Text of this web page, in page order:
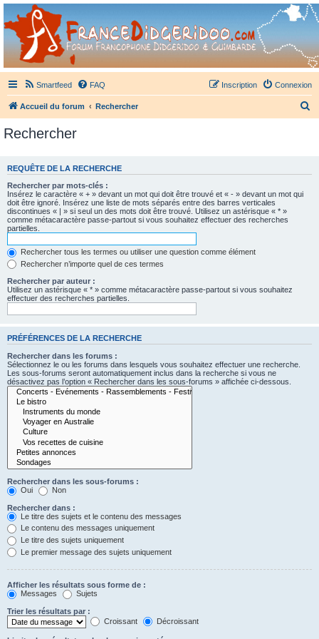
France Didgeridoo
Didgeridoo et Guimbarde sur France Didgeridoo - retrouvez la communauté.
Smartfeed FAQ Connexion
Inscription
Accueil du forum Rechercher
e
Rechercher
REQUÊTE DE LA RECHERCHE
Rechercher par mots-clés :
Insérez le caractère « + » devant un mot qui doit être trouvé et « - » devant un mot qui
doit être ignoré. Insérez une liste de mots séparés entre des barres verticales
discontinues « | » si seul un des mots doit être trouvé. Utilisez un astérisque « * »
comme métacaractère passe-partout si vous souhaitez effectuer des recherches
partielles.
Rechercher tous les termes ou utiliser une question comme élément
Rechercher n’importe quel de ces termes
Rechercher par auteur :
Utilisez un astérisque « * » comme métacaractère passe-partout si vous souhaitez
effectuer des recherches partielles.
PRÉFÉRENCES DE LA RECHERCHE
Rechercher dans les forums :
Sélectionnez le ou les forums dans lesquels vous souhaitez effectuer une recherche.
Les sous-forums seront automatiquement inclus dans la recherche si vous ne
désactivez pas l’option « Rechercher dans les sous-forums » affichée ci-dessous.
Rechercher dans les sous-forums :
Oui
Non
Rechercher dans :
Le titre des sujets et le contenu des messages
Le contenu des messages uniquement
Le titre des sujets uniquement
Le premier message des sujets uniquement
Afficher les résultats sous forme de :
Messages
Sujets
Trier les résultats par :
Croissant
Décroissant